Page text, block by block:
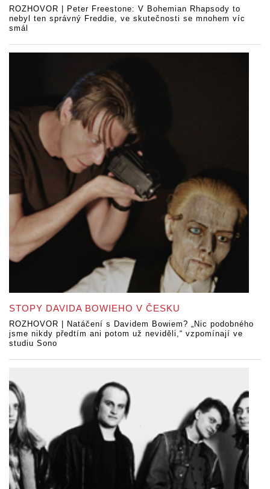
ROZHOVOR | Peter Freestone: V Bohemian Rhapsody to
nebyl ten správný Freddie, ve skutečnosti se mnohem víc
smál
STOPY DAVIDA BOWIEHO V ČESKU
ROZHOVOR | Natáčení s Davidem Bowiem? „Nic podobného
jsme nikdy předtím ani potom už neviděli,“ vzpomínají ve
studiu Sono